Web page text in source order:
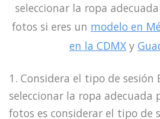
seleccionar la ropa
fotos si eres un modelo en
en la CDMX y
1. Considera el tipo de sesión
seleccionar la ropa adecuada
fotos es considerar el tipo de